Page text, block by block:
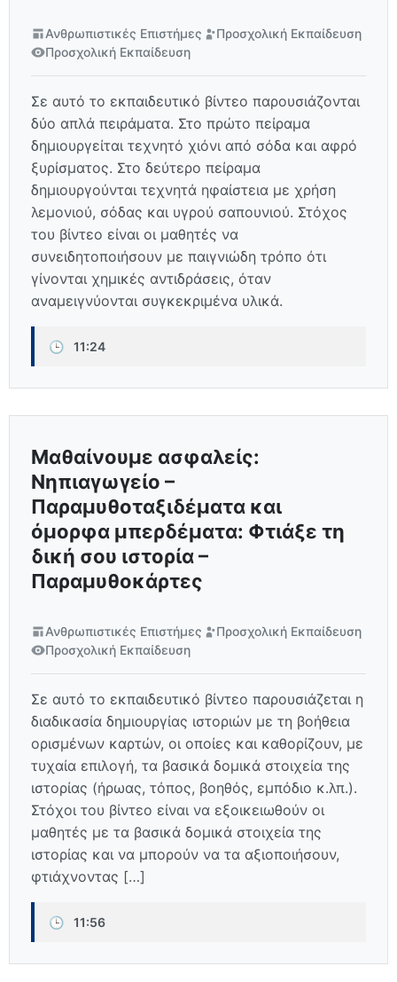
Ανθρωπιστικές Επιστήμες
Προσχολική Εκπαίδευση
Προσχολική Εκπαίδευση
Σε αυτό το εκπαιδευτικό βίντεο παρουσιάζονται
δύο απλά πειράματα. Στο πρώτο πείραμα
δημιουργείται τεχνητό χιόνι από σόδα και αφρό
ξυρίσματος. Στο δεύτερο πείραμα
δημιουργούνται τεχνητά ηφαίστεια με χρήση
λεμονιού, σόδας και υγρού σαπουνιού. Στόχος
του βίντεο είναι οι μαθητές να
συνειδητοποιήσουν με παιγνιώδη τρόπο ότι
γίνονται χημικές αντιδράσεις, όταν
αναμειγνύονται συγκεκριμένα υλικά.
🕒 11:24
Μαθαίνουμε ασφαλείς:
Νηπιαγωγείο –
Παραμυθοταξιδέματα και
όμορφα μπερδέματα: Φτιάξε τη
δική σου ιστορία –
Παραμυθοκάρτες
Ανθρωπιστικές Επιστήμες
Προσχολική Εκπαίδευση
Προσχολική Εκπαίδευση
Σε αυτό το εκπαιδευτικό βίντεο παρουσιάζεται η
διαδικασία δημιουργίας ιστοριών με τη βοήθεια
ορισμένων καρτών, οι οποίες και καθορίζουν, με
τυχαία επιλογή, τα βασικά δομικά στοιχεία της
ιστορίας (ήρωας, τόπος, βοηθός, εμπόδιο κ.λπ.).
Στόχοι του βίντεο είναι να εξοικειωθούν οι
μαθητές με τα βασικά δομικά στοιχεία της
ιστορίας και να μπορούν να τα αξιοποιήσουν,
φτιάχνοντας […]
🕒 11:56